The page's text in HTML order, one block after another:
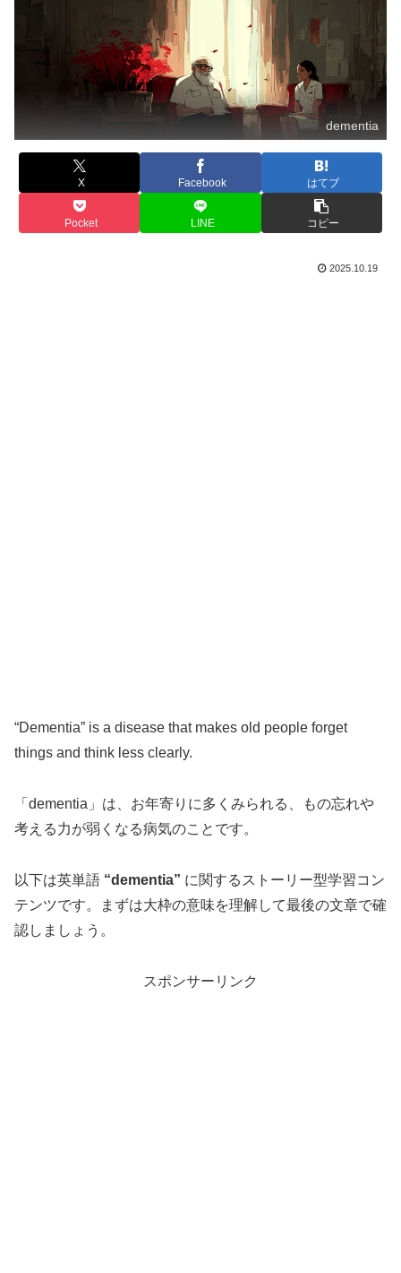
dementia
X Facebook はてブ
Pocket LINE コピー
2025.10.19
“Dementia” is a disease that makes old people forget
things and think less clearly.
「dementia」は、お年寄りに多くみられる、もの忘れや
考える力が弱くなる病気のことです。
以下は英単語 “dementia” に関するストーリー型学習コン
テンツです。まずは大枠の意味を理解して最後の文章で確
認しましょう。
スポンサーリンク